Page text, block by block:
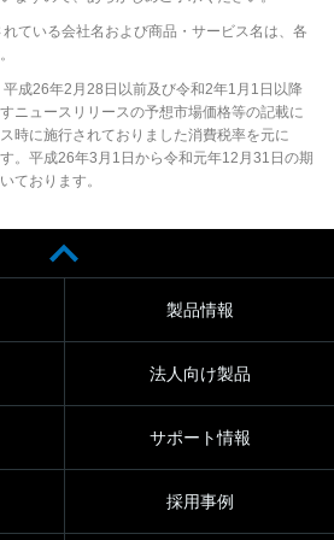
ている会社名および商品・サービス名は、各
成26年2月28日以前及び令和2年1月1日以降
ニュースリリースの予想市場価格等の記載に
時に施行されておりました消費税率を元に
。平成26年3月1日から令和元年12月31日の期
ております。
製品情報
法人向け製品
サポート情報
採用事例